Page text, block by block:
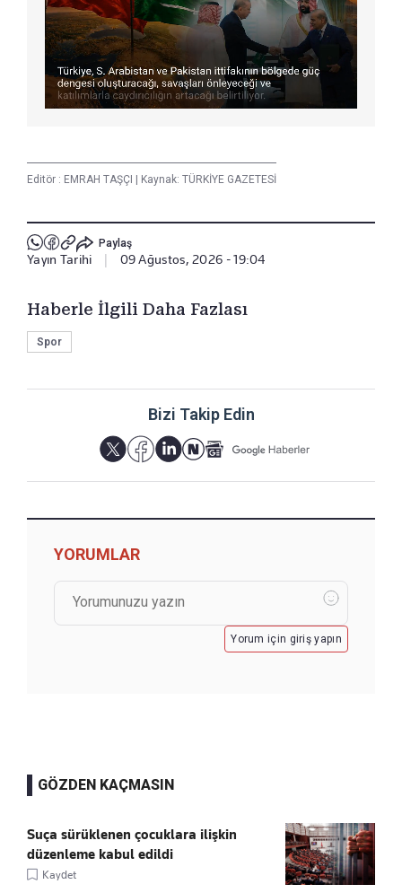
Editör : EMRAH TAŞÇI Kaynak: TÜRKİYE GAZETESİ
Paylaş
Yayın Tarihi 09 Ağustos, 2026 - 19:04
Haberle İlgili Daha Fazlası
Spor
Bizi Takip Edin
YORUMLAR
Yorum için giriş yapın
GÖZDEN KAÇMASIN
Suça sürüklenen çocuklara ilişkin
düzenleme kabul edildi
Kaydet